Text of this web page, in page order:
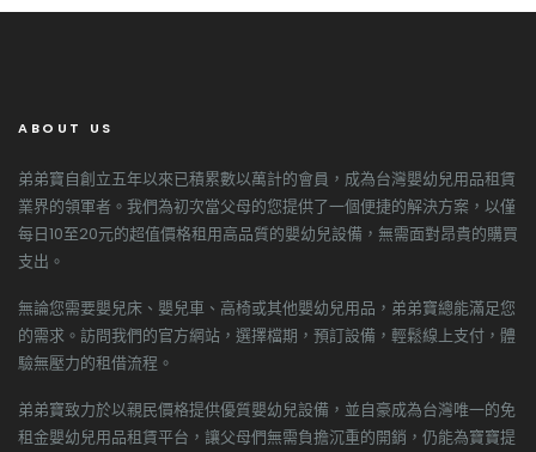
ABOUT US
弟弟寶自創立五年以來已積累數以萬計的會員，成為台灣嬰幼兒用品租賃
業界的領軍者。我們為初次當父母的您提供了一個便捷的解決方案，以僅
每日10至20元的超值價格租用高品質的嬰幼兒設備，無需面對昂貴的購買
支出。
無論您需要嬰兒床、嬰兒車、高椅或其他嬰幼兒用品，弟弟寶總能滿足您
的需求。訪問我們的官方網站，選擇檔期，預訂設備，輕鬆線上支付，體
驗無壓力的租借流程。
弟弟寶致力於以親民價格提供優質嬰幼兒設備，並自豪成為台灣唯一的免
租金嬰幼兒用品租賃平台，讓父母們無需負擔沉重的開銷，仍能為寶寶提